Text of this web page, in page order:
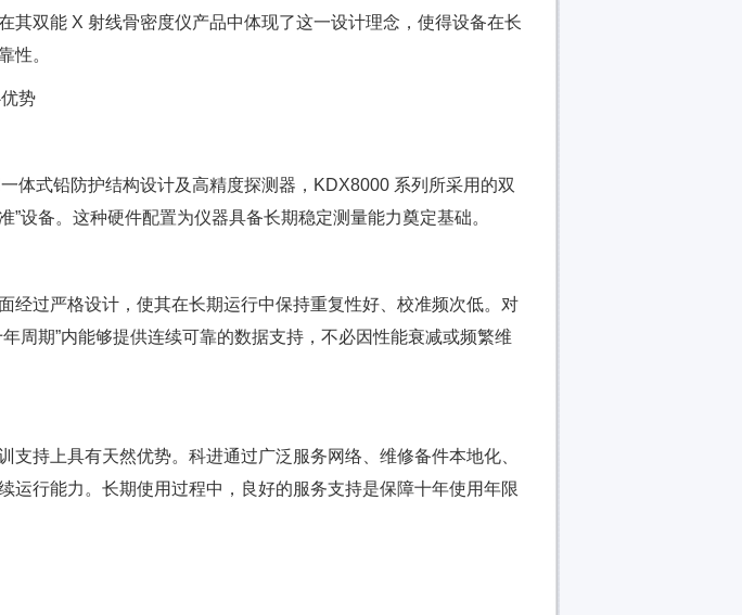
其双能 X 射线骨密度仪产品中体现了这一设计理念，使得设备在长
性。
势
体式铅防护结构设计及高精度探测器，KDX8000 系列所采用的双
”设备。这种硬件配置为仪器具备长期稳定测量能力奠定基础。
经过严格设计，使其在长期运行中保持重复性好、校准频次低。对
周期”内能够提供连续可靠的数据支持，不必因性能衰减或频繁维
支持上具有天然优势。科进通过广泛服务网络、维修备件本地化、
运行能力。长期使用过程中，良好的服务支持是保障十年使用年限